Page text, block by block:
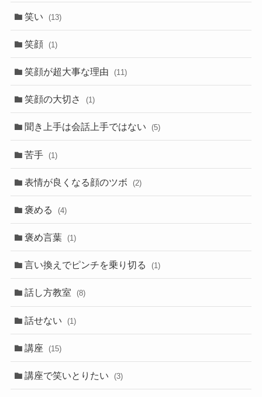
笑い (13)
笑顔 (1)
笑顔が超大事な理由 (11)
笑顔の大切さ (1)
聞き上手は会話上手ではない (5)
苦手 (1)
表情が良くなる顔のツボ (2)
褒める (4)
褒め言葉 (1)
言い換えでピンチを乗り切る (1)
話し方教室 (8)
話せない (1)
講座 (15)
講座で笑いとりたい (3)